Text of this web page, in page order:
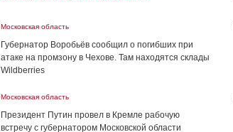
Московская область
Губернатор Воробьёв сообщил о погибших при
атаке на промзону в Чехове. Там находятся склады
Wildberries
Московская область
Президент Путин провел в Кремле рабочую
встречу с губернатором Московской области